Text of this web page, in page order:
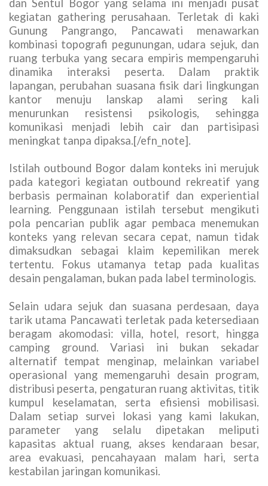
dan Sentul Bogor yang selama ini menjadi pusat
kegiatan gathering perusahaan. Terletak di kaki
Gunung Pangrango, Pancawati menawarkan
kombinasi topografi pegunungan, udara sejuk, dan
ruang terbuka yang secara empiris mempengaruhi
dinamika interaksi peserta. Dalam praktik
lapangan, perubahan suasana fisik dari lingkungan
kantor menuju lanskap alami sering kali
menurunkan resistensi psikologis, sehingga
komunikasi menjadi lebih cair dan partisipasi
meningkat tanpa dipaksa.[/efn_note].
Istilah outbound Bogor dalam konteks ini merujuk
pada kategori kegiatan outbound rekreatif yang
berbasis permainan kolaboratif dan experiential
learning. Penggunaan istilah tersebut mengikuti
pola pencarian publik agar pembaca menemukan
konteks yang relevan secara cepat, namun tidak
dimaksudkan sebagai klaim kepemilikan merek
tertentu. Fokus utamanya tetap pada kualitas
desain pengalaman, bukan pada label terminologis.
Selain udara sejuk dan suasana perdesaan, daya
tarik utama Pancawati terletak pada ketersediaan
beragam akomodasi: villa, hotel, resort, hingga
camping ground. Variasi ini bukan sekadar
alternatif tempat menginap, melainkan variabel
operasional yang memengaruhi desain program,
distribusi peserta, pengaturan ruang aktivitas, titik
kumpul keselamatan, serta efisiensi mobilisasi.
Dalam setiap survei lokasi yang kami lakukan,
parameter yang selalu dipetakan meliputi
kapasitas aktual ruang, akses kendaraan besar,
area evakuasi, pencahayaan malam hari, serta
kestabilan jaringan komunikasi.